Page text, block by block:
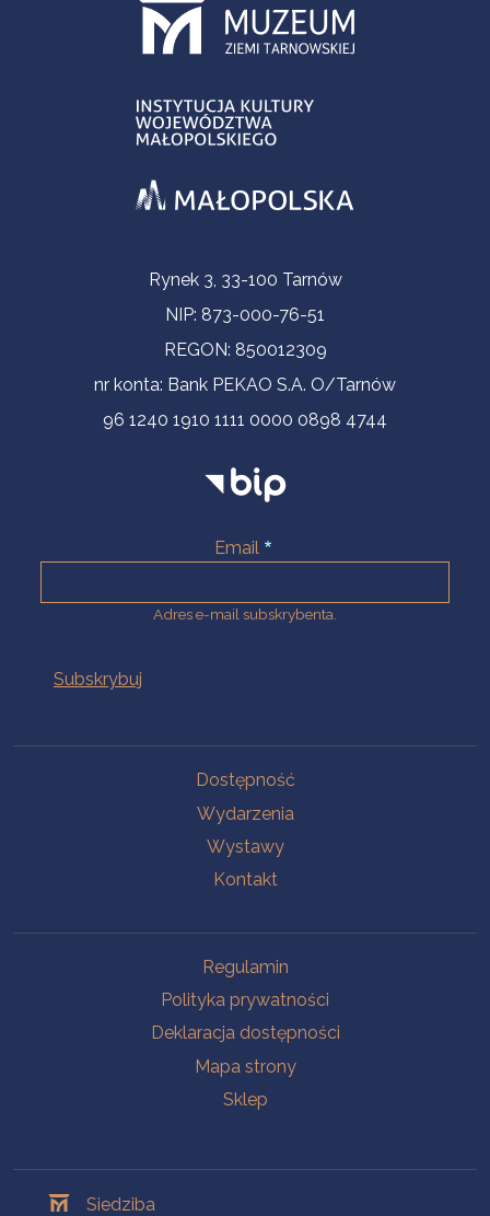
Informacje kontaktoweRynek 3, 33-100 Tarnów
NIP: 873-000-76-51
REGON: 850012309
nr konta: Bank PEKAO S.A. O/Tarnów
96 1240 1910 1111 0000 0898 4744
Email
Adres e-mail subskrybenta.
Dostępność
Wydarzenia
Wystawy
Kontakt
Regulamin
Polityka prywatności
Deklaracja dostępności
Mapa strony
Sklep
Siedziba